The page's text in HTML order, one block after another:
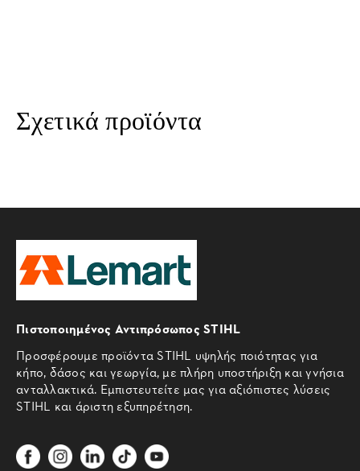
Σχετικά προϊόντα
Πιστοποιημένος Αντιπρόσωπος STIHL
Προσφέρουμε προϊόντα STIHL υψηλής ποιότητας για
κήπο, δάσος και γεωργία, με πλήρη υποστήριξη και γνήσια
ανταλλακτικά. Εμπιστευτείτε μας για αξιόπιστες λύσεις
STIHL και άριστη εξυπηρέτηση.